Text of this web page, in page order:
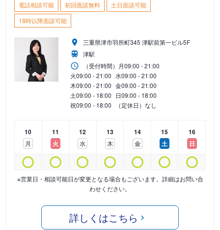
電話相談可能 初回面談無料
土日面談可能
18時以降面談可能
三重県津市羽所町345 津駅前第一ビル5F
津駅
（受付時間） 月09:00 - 21:00
火09:00 - 21:00 水09:00 - 21:00
木09:00 - 21:00 金09:00 - 21:00
土09:00 - 18:00 日09:00 - 18:00
祝09:00 - 18:00 （定休日）なし
10
月
11
火
12
水
13
木
14
金
15
土
16
日
※営業日・相談可能日が変更となる場合もございます。詳細はお問い合
わせください。
詳しくはこちら